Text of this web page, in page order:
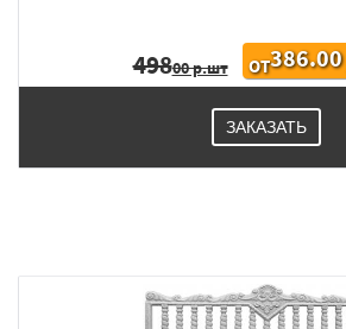
49800 р.шт ОТ386.00
ЗАКАЗАТЬ